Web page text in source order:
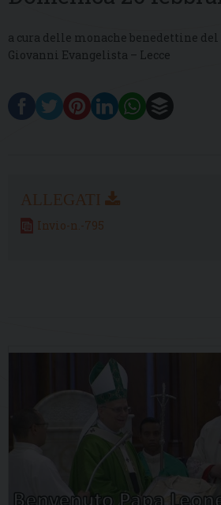
a cura delle monache benedettine del
Giovanni Evangelista – Lecce
Invio-n.-795